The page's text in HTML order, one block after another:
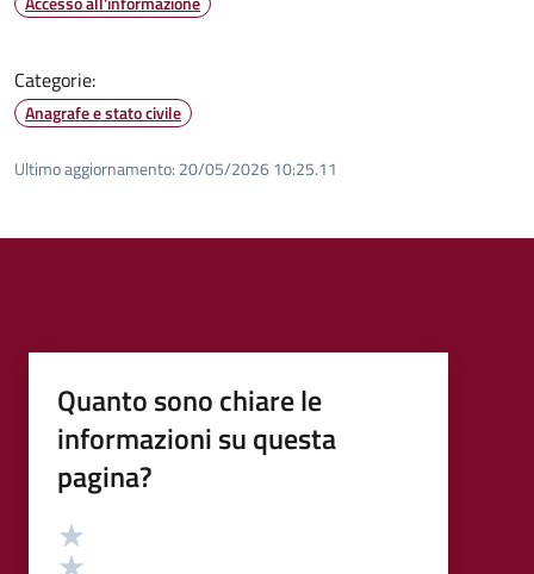
Categorie:
Anagrafe e stato civile
Ultimo aggiornamento: 20/05/2026 10:25.11
Quanto sono chiare le
informazioni su questa
pagina?
Valutazione